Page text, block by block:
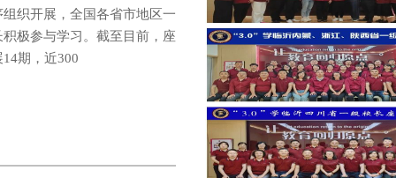
织开展，全国各省市地区一
极参与学习。截至目前，座
期，近300